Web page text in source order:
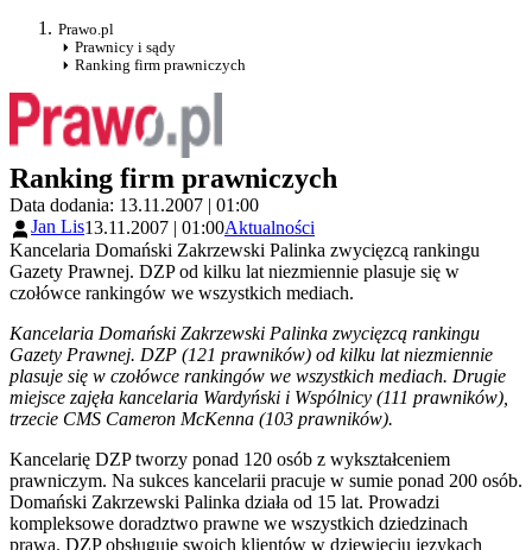
Prawo.pl
Prawnicy i sądy
Ranking firm prawniczych
Ranking firm prawniczych
Data dodania: 13.11.2007 | 01:00
Jan Lis13.11.2007 | 01:00Aktualności
Kancelaria Domański Zakrzewski Palinka zwycięzcą rankingu
Gazety Prawnej. DZP od kilku lat niezmiennie plasuje się w
czołówce rankingów we wszystkich mediach.
Kancelaria Domański Zakrzewski Palinka zwycięzcą rankingu
Gazety Prawnej. DZP (121 prawników) od kilku lat niezmiennie
plasuje się w czołówce rankingów we wszystkich mediach. Drugie
miejsce zajęła kancelaria Wardyński i Wspólnicy (111 prawników),
trzecie CMS Cameron McKenna (103 prawników).
Kancelarię DZP tworzy ponad 120 osób z wykształceniem
prawniczym. Na sukces kancelarii pracuje w sumie ponad 200 osób.
Domański Zakrzewski Palinka działa od 15 lat. Prowadzi
kompleksowe doradztwo prawne we wszystkich dziedzinach
prawa. DZP obsługuje swoich klientów w dziewięciu językach